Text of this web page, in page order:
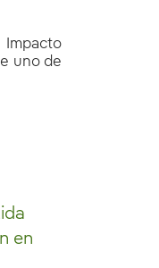
uno de
en